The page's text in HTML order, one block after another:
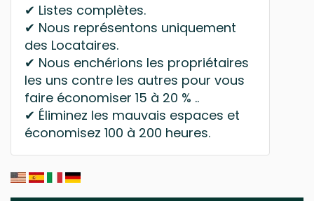
✔ Listes complètes.
✔ Nous représentons uniquement
des Locataires.
✔ Nous enchérions les propriétaires
les uns contre les autres pour vous
faire économiser 15 à 20 % ..
✔ Éliminez les mauvais espaces et
économisez 100 à 200 heures.